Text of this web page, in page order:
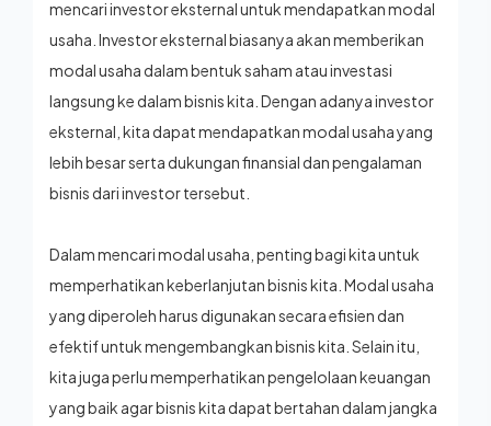
mencari investor eksternal untuk mendapatkan modal
usaha. Investor eksternal biasanya akan memberikan
modal usaha dalam bentuk saham atau investasi
langsung ke dalam bisnis kita. Dengan adanya investor
eksternal, kita dapat mendapatkan modal usaha yang
lebih besar serta dukungan finansial dan pengalaman
bisnis dari investor tersebut.
Dalam mencari modal usaha, penting bagi kita untuk
memperhatikan keberlanjutan bisnis kita. Modal usaha
yang diperoleh harus digunakan secara efisien dan
efektif untuk mengembangkan bisnis kita. Selain itu,
kita juga perlu memperhatikan pengelolaan keuangan
yang baik agar bisnis kita dapat bertahan dalam jangka